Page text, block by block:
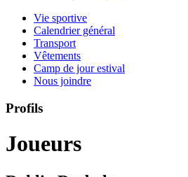
Vie sportive
Calendrier général
Transport
Vêtements
Camp de jour estival
Nous joindre
Profils
Joueurs